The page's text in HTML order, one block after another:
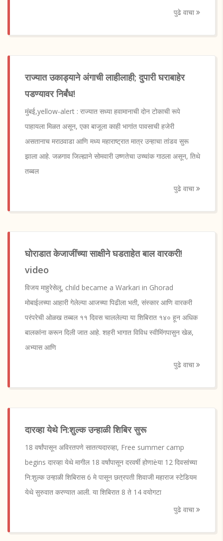
पुढे वाचा
राज्यात उकाड्याने अंगाची लाहीलाही; दुपारी घराबाहेर
पडण्यावर निर्बंध!
मुंबई,yellow-alert : राज्यात सध्या हवामानाची दोन टोकाची रूपे
पाहायला मिळत असून, एका बाजूला काही भागांत पावसाची हजेरी
असतानाच मराठवाडा आणि मध्य महाराष्ट्रात मात्र उन्हाचा तांडव सुरू
झाला आहे. जळगाव जिल्ह्याने सोमवारी उष्णतेचा उच्चांक गाठला असून, तिथे
तब्बल
पुढे वाचा
घोराडात केजाजींच्या साक्षीने घडताहेत बाल वारकरी!
video
विजय माहुरेसेलू, child became a Warkari in Ghorad
मोबाईलच्या आहारी गेलेल्या आजच्या पिढीला भती, संस्कार आणि वारकरी
परंपरेची ओळख तब्बल ११ दिवस चाललेल्या या शिबिरात १४० हून अधिक
बालकांना करून दिली जात आहे. शहरी भागात विविध स्वीमिंगपासुन खेळ,
अभ्यास आणि
पुढे वाचा
दारव्हा येथे नि:शुल्क उन्हाळी शिबिर सुरू
18 वर्षांपासून अविरतपणे सातत्यदारव्हा, Free summer camp
begins दारव्हा येथे मागील 18 वर्षांपासून दरवर्षी होणाèया 12 दिवसांच्या
नि:शुल्क उन्हाळी शिबिरास 6 मे पासून छत्रपती शिवाजी महाराज स्टेडियम
येथे सुरुवात करण्यात आली. या शिबिरात 8 ते 14 वयोगटा
पुढे वाचा